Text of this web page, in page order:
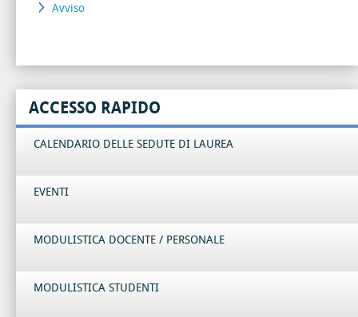
Avviso
ACCESSO RAPIDO
CALENDARIO DELLE SEDUTE DI LAUREA
EVENTI
MODULISTICA DOCENTE / PERSONALE
MODULISTICA STUDENTI